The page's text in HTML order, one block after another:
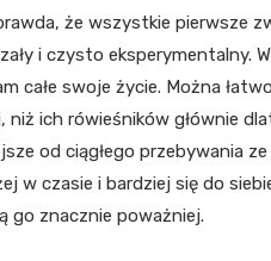
że wszystkie pierwsze
i czysto eksperymentalny.
całe swoje życie. Można
niż ich rówieśników głównie
od ciągłego przebywania
w czasie i bardziej się do
go znacznie poważniej.